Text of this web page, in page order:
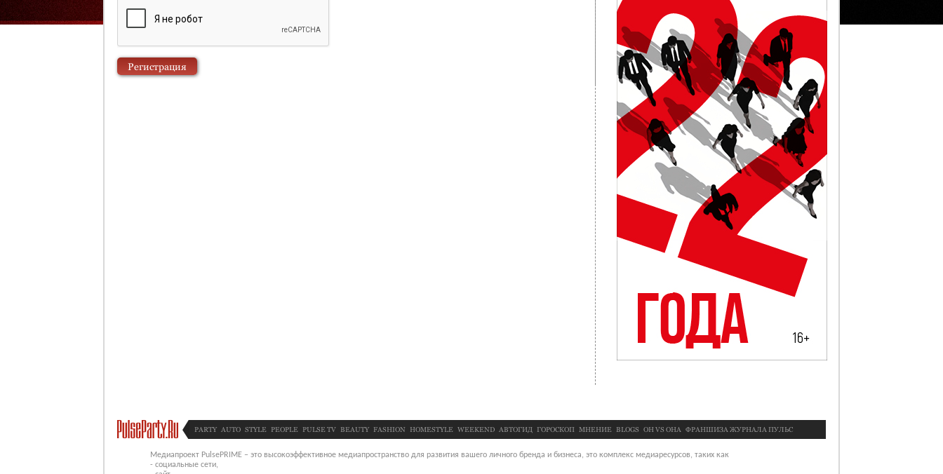
PARTY AUTO STYLE PEOPLE PULSE TV BEAUTY FASHION HOMESTYLE WEEKEND АВТОГИД ГОРОСКОП МНЕНИЕ BLOGS OН VS ОНА ФРАНШИЗА ЖУРНАЛА ПУЛЬС
Медиапроект PulsePRIME – это высокоэффективное медиапространство для развития вашего личного бренда и бизнеса, это комплекс медиаресурсов, таких как
- социальные сети,